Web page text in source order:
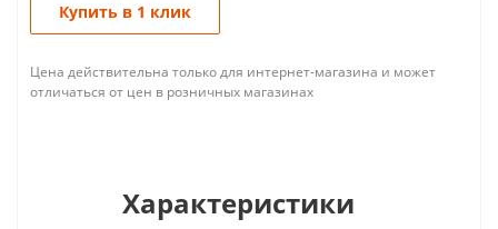
Купить в 1 клик
Цена действительна только для интернет-магазина и может
отличаться от цен в розничных магазинах
Характеристики